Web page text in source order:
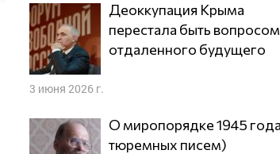
Деоккупация Крыма
перестала быть вопросом
отдаленного будущего
3 июня 2026 г.
О миропорядке 1945 года (из
тюремных писем)